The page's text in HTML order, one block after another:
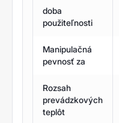
doba
použiteľnosti
Manipulačná
pevnosť za
Rozsah
prevádzkových
teplôt